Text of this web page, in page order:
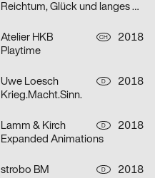
Reichtum, Glück und langes Leben – Drucke zum chinesischen Neujahr
Atelier HKB CH
2018
Playtime
Uwe Loesch D
2018
Krieg.Macht.Sinn.
Lamm & Kirch D
2018
Expanded Animations
strobo BM D
2018